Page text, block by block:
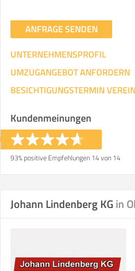
ANFRAGE SENDEN
UNTERNEHMENSPROFIL
UMZUGANGEBOT ANFORDERN
BESICHTIGUNGSTERMIN
Kundenmeinungen
93% positive Empfehlungen 14 von 14
Johann Lindenberg KGin